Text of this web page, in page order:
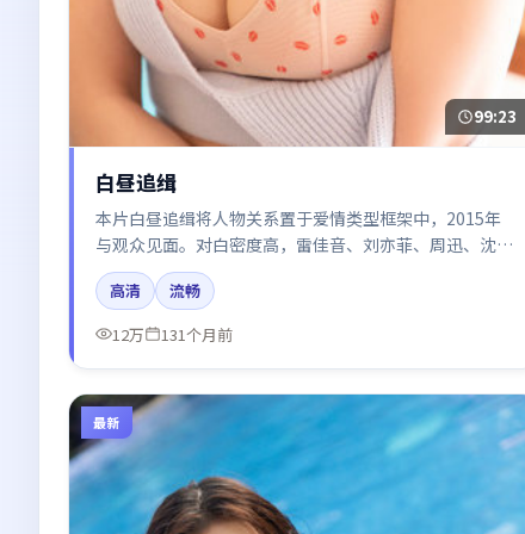
99:23
白昼追缉
本片白昼追缉将人物关系置于爱情类型框架中，2015年
与观众见面。对白密度高，雷佳音、刘亦菲、周迅、沈
腾、白宇的台词节奏值得关注；整体气质偏日本都市与冷
色调摄影。
高清
流畅
12万
131个月前
最新